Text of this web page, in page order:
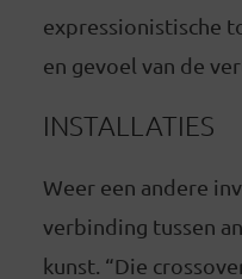
expressionistische
en gevoel van de
INSTALLATIES
Weer een andere
verbinding tussen
kunst. “Die